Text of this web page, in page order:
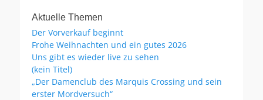
Aktuelle Themen
Der Vorverkauf beginnt
Frohe Weihnachten und ein gutes 2026
Uns gibt es wieder live zu sehen
(kein Titel)
„Der Damenclub des Marquis Crossing und sein
erster Mordversuch“